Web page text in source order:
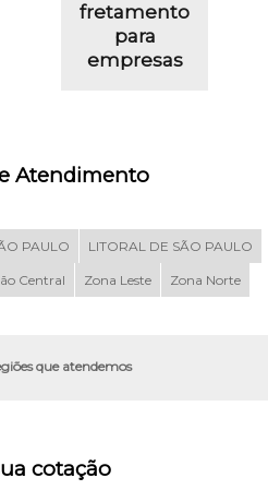
fretamento
para
empresas
Atendimento
PAULO LITORAL DE SÃO PAULO
Central Zona Leste Zona Norte
que atendemos
cotação